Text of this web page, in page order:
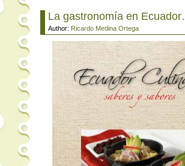
La gastronomía en
Author: Ricardo Medina Ortega